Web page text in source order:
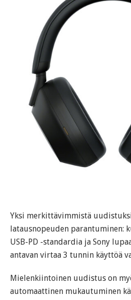
Yksi merkittävimmistä
latausnopeuden parantuminen:
USB-PD -standardia ja Sony
antavan virtaa 3 tunnin käyttöä
Mielenkiintoinen uudistus on
automaattinen mukautuminen